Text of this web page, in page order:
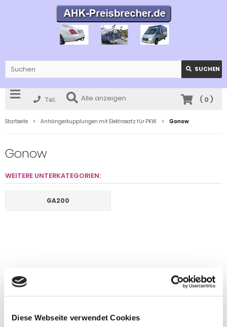
Diese Webseite verwendet Cookies
SUCHEN
Tel. Alle anzeigen ( 0)
Startseite Anhängerkupplungen mit Elektrosatz für PKW Gonow
Gonow
WEITERE UNTERKATEGORIEN:
GA200